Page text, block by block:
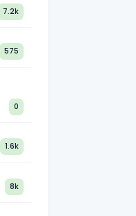
7.2k
575
0
1.6k
8k